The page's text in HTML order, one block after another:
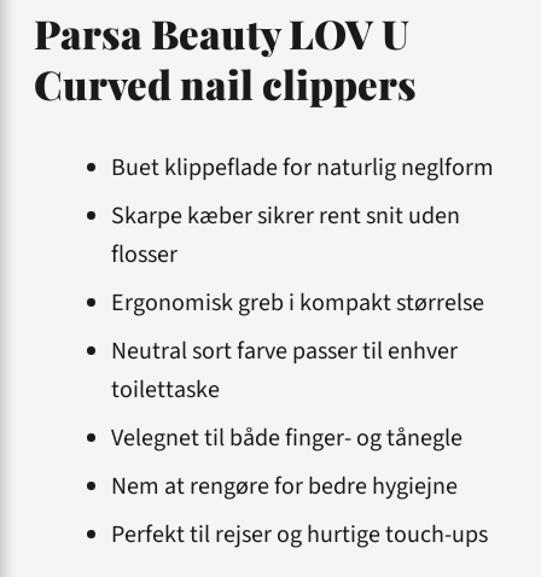
Parsa Beauty LOV U
Curved nail clippers
Buet klippeflade for naturlig neglform
Skarpe kæber sikrer rent snit uden
flosser
Ergonomisk greb i kompakt størrelse
Neutral sort farve passer til enhver
toilettaske
Velegnet til både finger- og tånegle
Nem at rengøre for bedre hygiejne
Perfekt til rejser og hurtige touch-ups